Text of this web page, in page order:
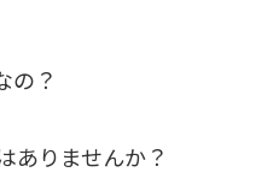
の？
ありませんか？